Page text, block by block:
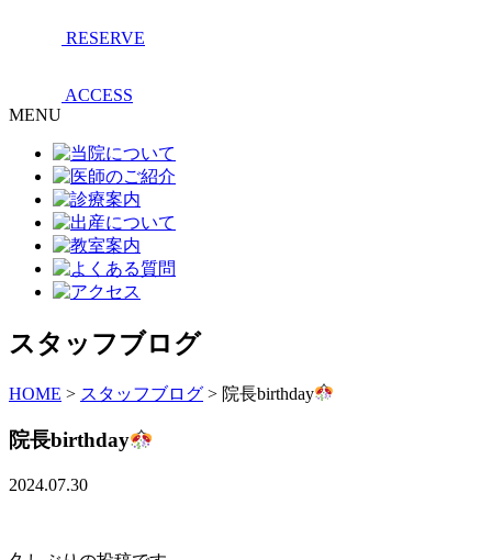
RESERVE
ACCESS
MENU
スタッフブログ
HOME > スタッフブログ > 院長birthday
院長birthday
2024.07.30